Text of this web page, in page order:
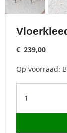
€ 239,00
Op voorraad:
Scott